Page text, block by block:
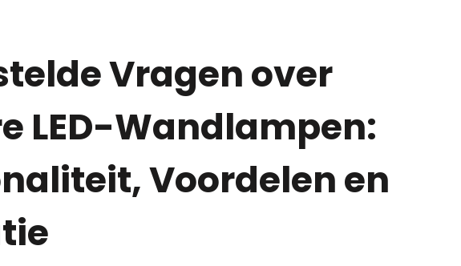
Vragen over
LED-Wandlampen:
Voordelen en